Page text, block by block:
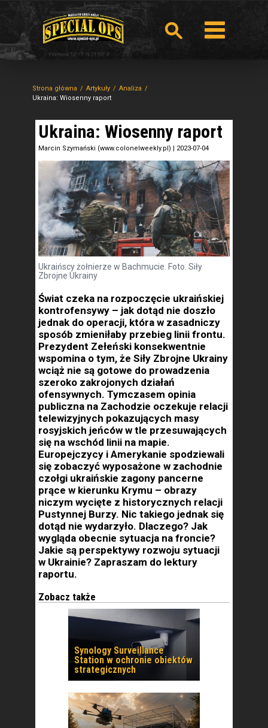
Strona główna Artykuły
Analiza
Ukraina: Wiosenny raport
Ukraina: Wiosenny raport
Marcin Szymański (www.colonelweekly.pl) | 2023-07-04
Ukraińscy żołnierze w Bachmucie. Foto. Siły
Zbrojne Ukrainy
Świat czeka na rozpoczęcie ukraińskiej
kontrofensywy – jak dotąd nie doszło
jednak do operacji, która w zasadniczy
sposób zmieniłaby przebieg linii frontu.
Prezydent Zełeński konsekwentnie
wspomina o tym, że Siły Zbrojne Ukrainy
wciąż nie są gotowe do prowadzenia
szeroko zakrojonych działań
ofensywnych. Tymczasem opinia
publiczna na Zachodzie oczekuje relacji
telewizyjnych pokazujących masy
rosyjskich jeńców w tle przesuwających
się na wschód linii na mapie.
Europejczycy i Amerykanie spodziewali
się zobaczyć wyposażone w zachodnie
czołgi ukraińskie zagony pancerne
prące w kierunku Krymu – obrazy
niczym wycięte z historycznych relacji
Pustynnej Burzy. Nic takiego jednak się
dotąd nie wydarzyło. Dlaczego? Jak
wygląda obecnie sytuacja na froncie?
Jakie są perspektywy rozwoju sytuacji
w Ukrainie? Zapraszam do lektury
raportu.
Zobacz także
Synology Surveillance
Station w ochronie obiektów
strategicznych